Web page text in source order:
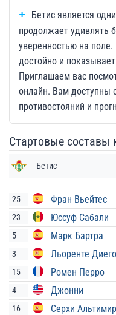
Бетис является
продолжает удивлять
уверенностью на
достойно и
Приглашаем вас
онлайн. Вам доступны
противостояний и
Стартовые составы
Бетис
25 Фран Вьейтес
23 Юссуф Сабали
5 Марк Бартра
3 Льоренте Диего
15 Ромен Перро
4 Джонни
16 Серхи